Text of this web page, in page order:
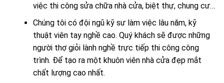
việc thi công sửa chữa nhà cửa, biệt thự, chung cư…
Chúng tôi có đội ngũ kỹ sư làm việc lâu năm, kỹ
thuật viên tay nghề cao. Quý khách sẽ được những
người thợ giỏi lành nghề trực tiếp thi công công
trình. Để tạo ra một khuôn viên nhà cửa đẹp mắt
chất lượng cao nhất.